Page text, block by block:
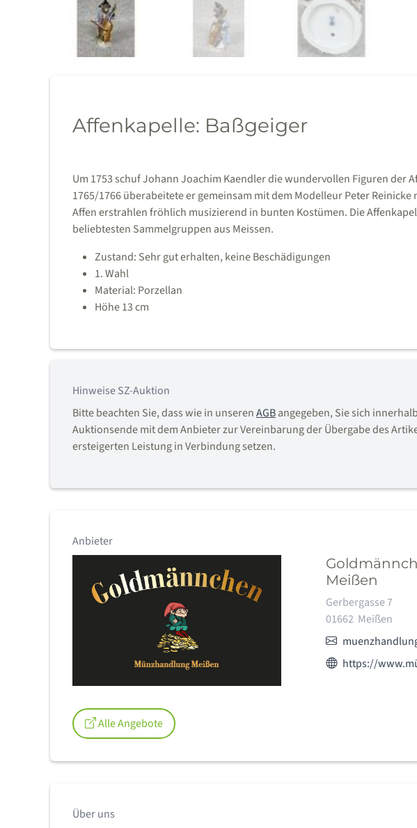
Affenkapelle: Baßgeiger
Um 1753 schuf Johann Joachim Kaendler die wundervollen Figuren der
1765/1766 überabeitete er gemeinsam mit dem Modelleur Peter Reinicke
Affen erstrahlen fröhlich musizierend in bunten Kostümen. Die
beliebtesten Sammelgruppen aus Meissen.
Zustand: Sehr gut erhalten, keine Beschädigungen
1. Wahl
Material: Porzellan
Höhe 13 cm
Hinweise SZ-Auktion
Bitte beachten Sie, dass wie in unserenAGBangegeben, Sie sich
Auktionsende mit dem Anbieter zur Vereinbarung der Übergabe des
ersteigerten Leistung in Verbindung setzen.
Anbieter
Meißen
Adresse:
Gerbergasse 7
01662 Meißen
E-Mail:
Webseite des
https://
Alle Angebote
Über uns